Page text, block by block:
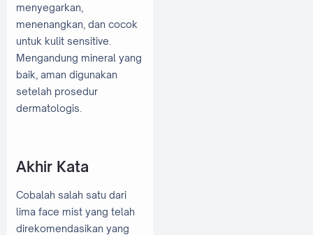
menyegarkan,
menenangkan, dan cocok
untuk kulit sensitive.
Mengandung mineral yang
baik, aman digunakan
setelah prosedur
dermatologis.
Akhir Kata
Cobalah salah satu dari
lima face mist yang telah
direkomendasikan yang